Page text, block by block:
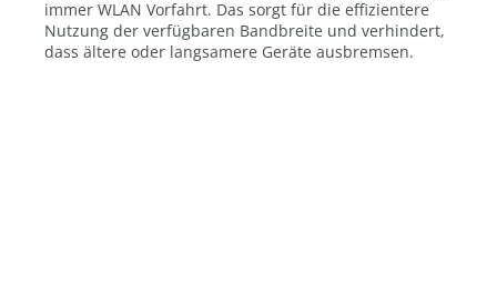
immer WLAN Vorfahrt. Das sorgt für die effizientere
Nutzung der verfügbaren Bandbreite und verhindert,
dass ältere oder langsamere Geräte ausbremsen.